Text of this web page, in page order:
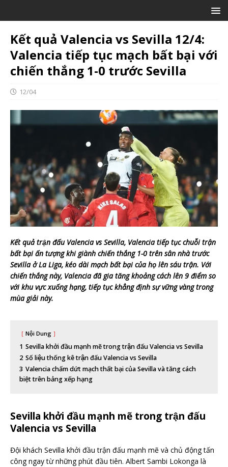
Kết quả Valencia vs Sevilla 12/4:
Valencia tiếp tục mạch bất bại với
chiến thắng 1-0 trước Sevilla
12/04
Kết quả trận đấu Valencia vs Sevilla, Valencia tiếp tục chuỗi trận
bất bại ấn tượng khi giành chiến thắng 1-0 trên sân nhà trước
Sevilla ở La Liga, kéo dài mạch bất bại của họ lên sáu trận. Với
chiến thắng này, Valencia đã gia tăng khoảng cách lên 9 điểm so
với khu vực xuống hạng, tiếp tục khẳng định sự vững vàng trong
mùa giải này.
Nội Dung
1 Sevilla khởi đầu mạnh mẽ trong trận đấu Valencia vs Sevilla
2 Số liệu thống kê trận đấu Valencia vs Sevilla
3 Valencia chấm dứt mạch thất bại của Sevilla và tăng cách
biệt trên bảng xếp hạng
Sevilla khởi đầu mạnh mẽ trong trận đấu
Valencia vs Sevilla
Đội khách Sevilla khởi đầu trận đấu mạnh mẽ và chủ động tấn
công ngay từ những phút đầu tiên. Albert Sambi Lokonga là